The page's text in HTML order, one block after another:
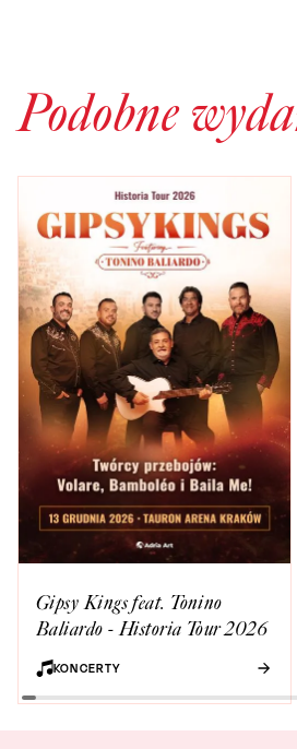
Podobne
Gipsy Kings feat. Tonino
Baliardo - Historia Tour 2026
KONCERTY